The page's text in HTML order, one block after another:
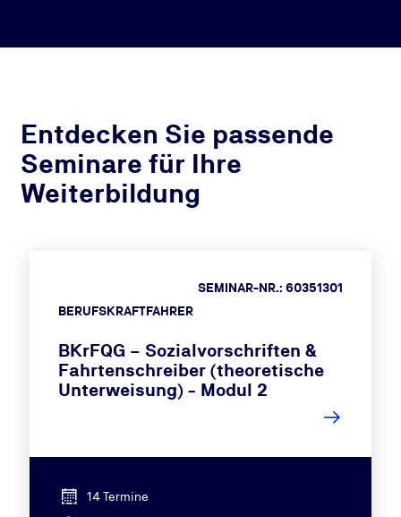
Entdecken Sie passende
Seminare für Ihre
Weiterbildung
BERUFSKRAFTFAHRER
SEMINAR-NR.: 60351301
BKrFQG – Sozialvorschriften &
Fahrtenschreiber (theoretische
Unterweisung) - Modul 2
14 Termine